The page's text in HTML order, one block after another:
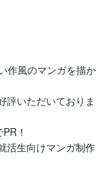
作風のマンガを描か
評いただいておりま
！
活生向けマンガ制作